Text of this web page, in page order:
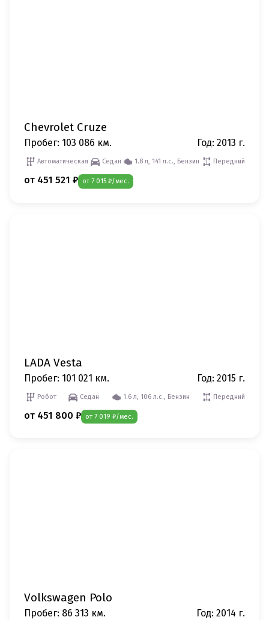
Chevrolet Cruze
Пробег: 103 086 км. Год: 2013 г.
Автоматическая Седан 1.8 л, 141 л.с., Бензин Передний
от 451 521 ₽ от 7 015 ₽/мес.
LADA Vesta
Пробег: 101 021 км. Год: 2015 г.
Робот Седан 1.6 л, 106 л.с., Бензин Передний
от 451 800 ₽ от 7 019 ₽/мес.
Volkswagen Polo
Пробег: 86 313 км. Год: 2014 г.